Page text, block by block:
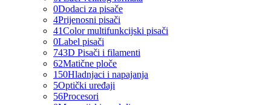
0Dodaci za pisače
4Prijenosni pisači
41Color multifunkcijski pisači
0Label pisači
743D Pisači i filamenti
62Matične ploče
150Hladnjaci i napajanja
5Optički uređaji
56Procesori